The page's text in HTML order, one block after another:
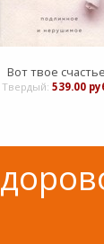
Вот твое счастье
Твердый: 539.00